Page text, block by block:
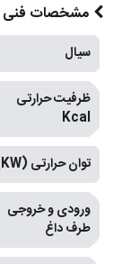
مشخصات فنی
سیال
ظرفیت حرارتی
Kcal
توان حرارتی (KW)
ورودی و خروجی
طرف داغ